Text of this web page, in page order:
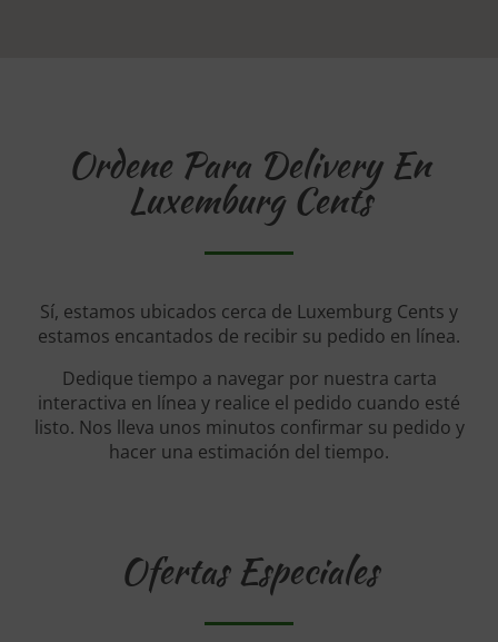
Ordene Para Delivery En
Luxemburg Cents
Sí, estamos ubicados cerca de Luxemburg Cents y
estamos encantados de recibir su pedido en línea.
Dedique tiempo a navegar por nuestra carta
interactiva en línea y realice el pedido cuando esté
listo. Nos lleva unos minutos confirmar su pedido y
hacer una estimación del tiempo.
Ofertas Especiales